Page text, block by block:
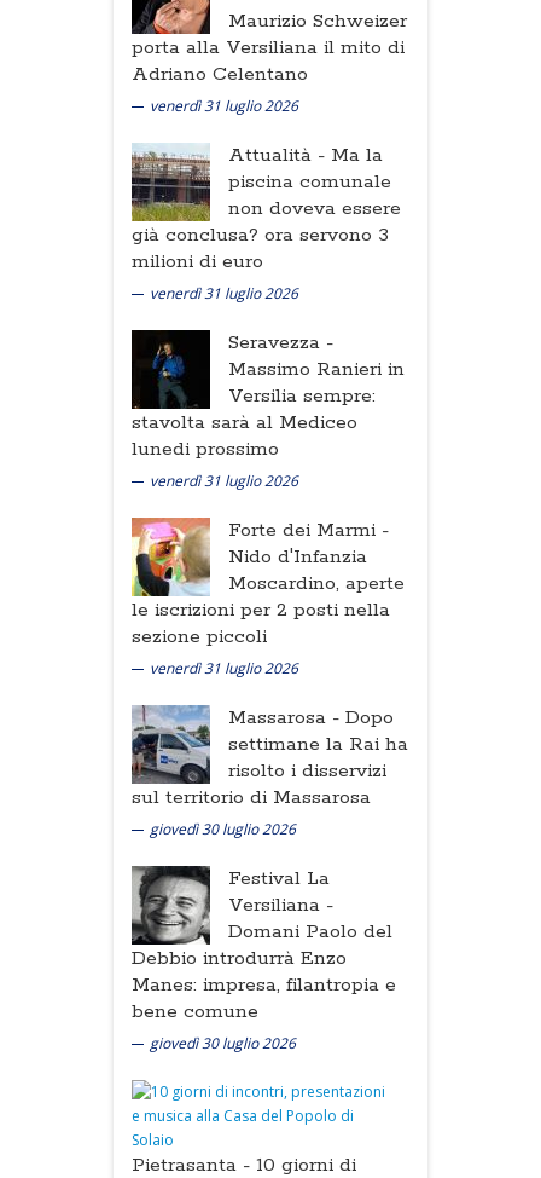
Maurizio Schweizer
porta alla Versiliana il mito di
Adriano Celentano
venerdì 31 luglio 2026
Attualità - Ma la
piscina comunale
non doveva essere
già conclusa? ora servono 3
milioni di euro
venerdì 31 luglio 2026
Seravezza -
Massimo Ranieri in
Versilia sempre:
stavolta sarà al Mediceo
lunedi prossimo
venerdì 31 luglio 2026
Forte dei Marmi -
Nido d'Infanzia
Moscardino, aperte
le iscrizioni per 2 posti nella
sezione piccoli
venerdì 31 luglio 2026
Massarosa - Dopo
settimane la Rai ha
risolto i disservizi
sul territorio di Massarosa
giovedì 30 luglio 2026
Festival La
Versiliana -
Domani Paolo del
Debbio introdurrà Enzo
Manes: impresa, filantropia e
bene comune
giovedì 30 luglio 2026
Pietrasanta - 10 giorni di